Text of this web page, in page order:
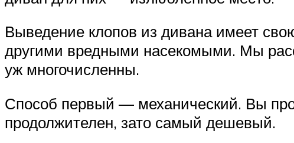
Выведение клопов из дивана имеет
другими вредными насекомыми. Мы
уж многочисленны.
Способ первый — механический. Вы
продолжителен, зато самый дешевый.